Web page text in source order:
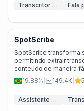
Transcritor de IA
SpotScribe
SpotScribe transforma
permitindo extrair
conteúdo de maneira
19.88%
149.4K
Assistente de Podcast IA